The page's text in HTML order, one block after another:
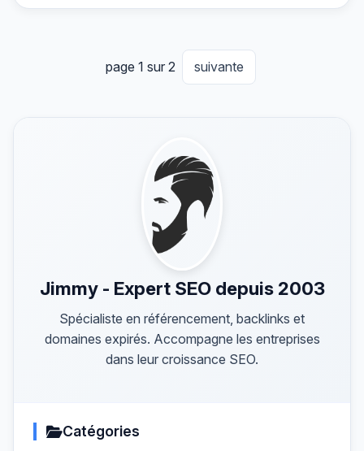
page 1 sur 2 suivante
Jimmy - Expert SEO depuis 2003
Spécialiste en référencement, backlinks et
domaines expirés. Accompagne les entreprises
dans leur croissance SEO.
Catégories